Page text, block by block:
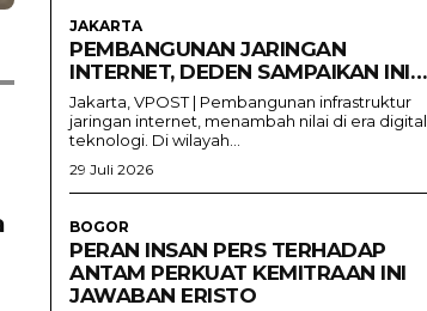
JAKARTA
PEMBANGUNAN JARINGAN
INTERNET, DEDEN SAMPAIKAN INI…
Jakarta, VPOST | Pembangunan infrastruktur
jaringan internet, menambah nilai di era digital
teknologi. Di wilayah...
29 Juli 2026
BOGOR
PERAN INSAN PERS TERHADAP
ANTAM PERKUAT KEMITRAAN INI
JAWABAN ERISTO